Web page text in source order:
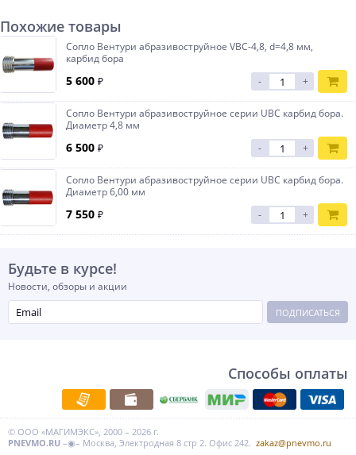
Похожие товары
Сопло Вентури абразивоструйное VBC-4,8, d=4,8 мм,
карбид бора
5 600 ₽ - +
Сопло Вентури абразивоструйное серии UBC карбид бора.
Диаметр 4,8 мм
6 500 ₽ - +
Сопло Вентури абразивоструйное серии UBC карбид бора.
Диаметр 6,00 мм
7 550 ₽ - +
Будьте в курсе!
Новости, обзоры и акции
ПОДПИСАТЬСЯ
Способы оплаты
© ООО «МАГИМЭКС», 2000 – 2026 г.
PNEVMO.RU –◉– Москва, Электродная 8 стр 2. Офис 242. zakaz@pnevmo.ru